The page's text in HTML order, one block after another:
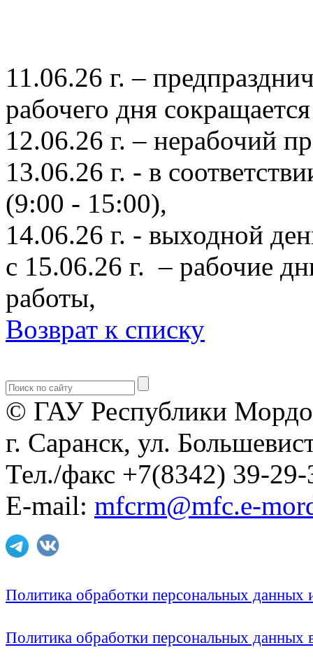
11.06.26 г. –
рабочего дня
12.06.26 г. – нерабочий
13.06.26 г. - в
(9:00 - 15:00),
14.06.26 г. - выходной
с 15.06.26 г. – рабочие
работы,
Возврат к списку
© ГАУ Республики
г. Саранск, ул.
Тел./факс +7(8342) 39-29-
E-mail: mfcrm@mfc.e-
Политика обработки персональных
Политика обработки персональных